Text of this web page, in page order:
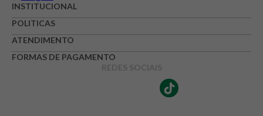
INSTITUCIONAL
POLITICAS
ATENDIMENTO
FORMAS DE PAGAMENTO
REDES SOCIAIS